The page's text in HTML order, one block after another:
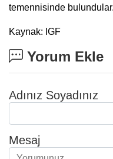
temennisinde bulundular.
Kaynak: IGF
Yorum Ekle
Adınız Soyadınız
Mesaj